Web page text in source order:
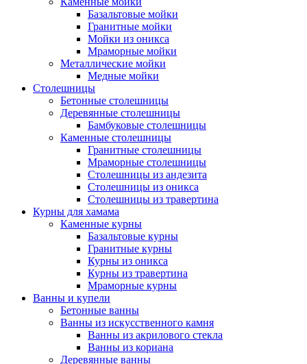
Базальтовые мойки
Гранитные мойки
Мойки из оникса
Мраморные мойки
Металлические мойки
Медные мойки
Столешницы
Бетонные столешницы
Деревянные столешницы
Бамбуковые столешницы
Каменные столешницы
Гранитные столешницы
Мраморные столешницы
Столешницы из андезита
Столешницы из оникса
Столешницы из травертина
Курны для хамама
Каменные курны
Базальтовые курны
Гранитные курны
Курны из оникса
Курны из травертина
Мраморные курны
Ванны и купели
Бетонные ванны
Ванны из искусственного камня
Ванны из акрилового стекла
Ванны из кориана
Деревянные ванны